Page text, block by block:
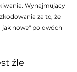
Wynajmujący
za to, że
jak nowe" po dwóch
źle